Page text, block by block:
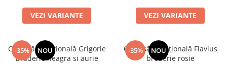
VEZI VARIANTE VEZI VARIANTE
-35% NOU
Cămașă tradițională Grigorie
broderie neagra si aurie
-35% NOU
Cămașă tradițională Flavius
broderie rosie